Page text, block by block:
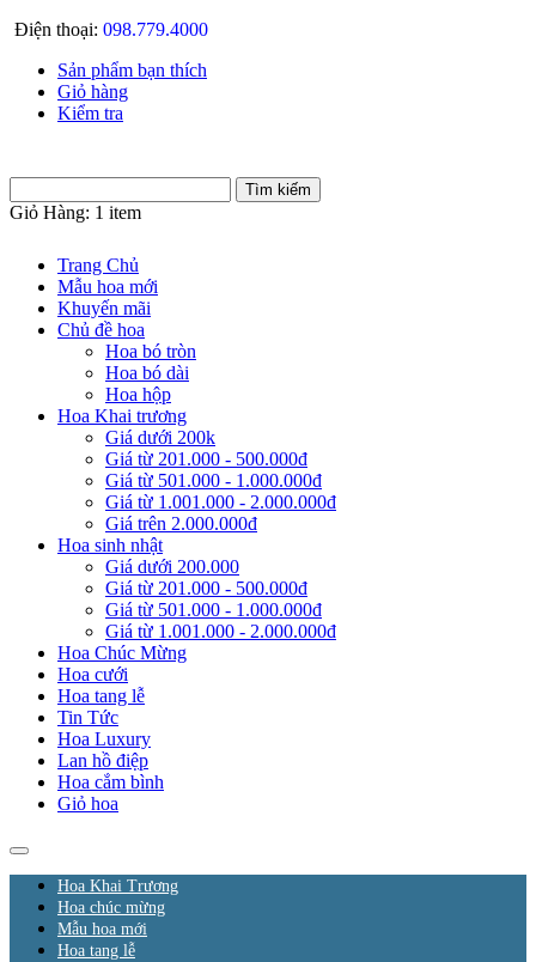
Điện thoại: 098.779.4000
Sản phẩm bạn thích
Giỏ hàng
Kiểm tra
Giỏ Hàng: 1 item
Trang Chủ
Mẫu hoa mới
Khuyến mãi
Chủ đề hoa
Hoa bó tròn
Hoa bó dài
Hoa hộp
Hoa Khai trương
Giá dưới 200k
Giá từ 201.000 - 500.000đ
Giá từ 501.000 - 1.000.000đ
Giá từ 1.001.000 - 2.000.000đ
Giá trên 2.000.000đ
Hoa sinh nhật
Giá dưới 200.000
Giá từ 201.000 - 500.000đ
Giá từ 501.000 - 1.000.000đ
Giá từ 1.001.000 - 2.000.000đ
Hoa Chúc Mừng
Hoa cưới
Hoa tang lễ
Tin Tức
Hoa Luxury
Lan hồ điệp
Hoa cắm bình
Giỏ hoa
Hoa Khai Trương
Hoa chúc mừng
Mẫu hoa mới
Hoa tang lễ